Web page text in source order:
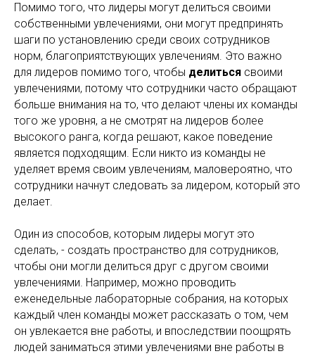
Помимо того, что лидеры могут делиться своими
собственными увлечениями, они могут предпринять
шаги по установлению среди своих сотрудников
норм, благоприятствующих увлечениям. Это важно
для лидеров помимо того, чтобы делиться своими
увлечениями, потому что сотрудники часто обращают
больше внимания на то, что делают члены их команды
того же уровня, а не смотрят на лидеров более
высокого ранга, когда решают, какое поведение
является подходящим. Если никто из команды не
уделяет время своим увлечениям, маловероятно, что
сотрудники начнут следовать за лидером, который это
делает.
Один из способов, которым лидеры могут это
сделать, - создать пространство для сотрудников,
чтобы они могли делиться друг с другом своими
увлечениями. Например, можно проводить
еженедельные лабораторные собрания, на которых
каждый член команды может рассказать о том, чем
он увлекается вне работы, и впоследствии поощрять
людей заниматься этими увлечениями вне работы в